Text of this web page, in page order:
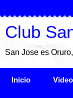
Club
San Jose es
Inicio